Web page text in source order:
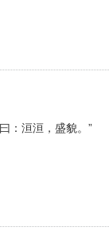
：洹洹，盛貌。”